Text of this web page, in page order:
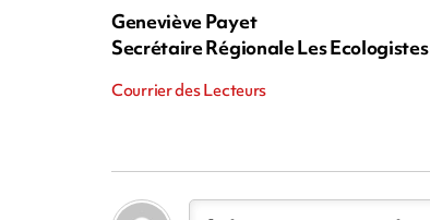
Geneviève Payet
Secrétaire Régionale Les Ecologistes
Courrier des Lecteurs